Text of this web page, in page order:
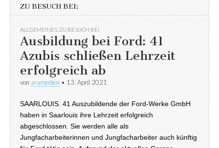
ZU BESUCH BEI:
ALLGEMEINES ZU BESUCH BEI
Ausbildung bei Ford: 41
Azubis schließen Lehrzeit
erfolgreich ab
von aramedien • 13. April 2021
SAARLOUIS. 41 Auszubildende der Ford-Werke GmbH
haben in Saarlouis ihre Lehrzeit erfolgreich
abgeschlossen. Sie werden alle als
Jungfacharbeiterinnen und Jungfacharbeiter auch künftig